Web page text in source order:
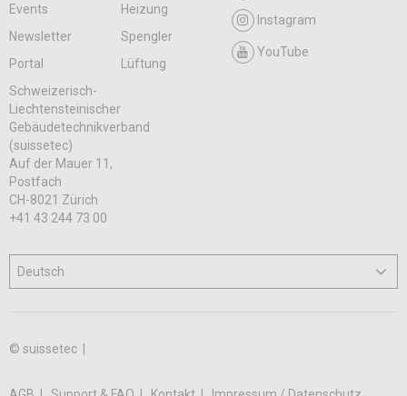
Events
Heizung
Newsletter
Spengler
Portal
Lüftung
Instagram
YouTube
Schweizerisch-
Liechtensteinischer
Gebäudetechnikverband
(suissetec)
Auf der Mauer 11,
Postfach
CH-8021 Zürich
+41 43 244 73 00
© suissetec |